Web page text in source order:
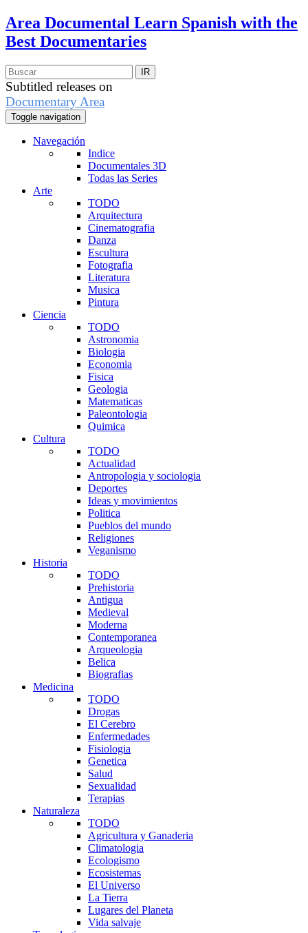
Area Documental Learn Spanish with the
Best Documentaries
Subtitled releases on
Documentary Area
Toggle navigation
Navegación
Indice
Documentales 3D
Todas las Series
Arte
TODO
Arquitectura
Cinematografia
Danza
Escultura
Fotografia
Literatura
Musica
Pintura
Ciencia
TODO
Astronomia
Biologia
Economia
Fisica
Geologia
Matematicas
Paleontologia
Quimica
Cultura
TODO
Actualidad
Antropologia y sociologia
Deportes
Ideas y movimientos
Politica
Pueblos del mundo
Religiones
Veganismo
Historia
TODO
Prehistoria
Antigua
Medieval
Moderna
Contemporanea
Arqueologia
Belica
Biografias
Medicina
TODO
Drogas
El Cerebro
Enfermedades
Fisiologia
Genetica
Salud
Sexualidad
Terapias
Naturaleza
TODO
Agricultura y Ganaderia
Climatologia
Ecologismo
Ecosistemas
El Universo
La Tierra
Lugares del Planeta
Vida salvaje